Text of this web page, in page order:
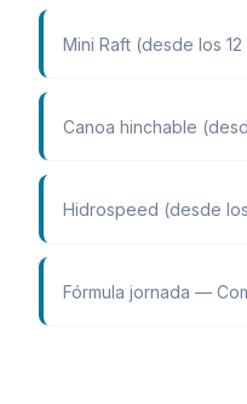
Mini Raft (desde los
Canoa hinchable
Hidrospeed (desde
Fórmula jornada —